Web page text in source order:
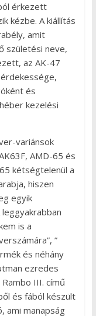
érkezett
kézbe. A kiállítás
amit
születési neve,
az AK-47
és
kezelési
variánsok
AMD-65 és
kétségtelenül a
hiszen
egyik
is a
”
és néhány
ezredes
III. című
és fából készült
ami manapság